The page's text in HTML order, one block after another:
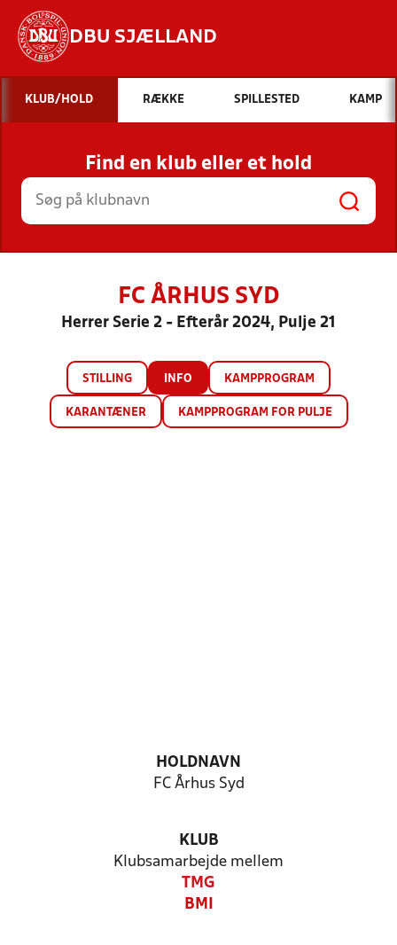
DBU SJÆLLAND
Hvad vil du søge efter?
INDHOLD OG NYHEDER
STILLINGER, RESULTATER, KLUBBER OG
HOLD
KLUB/HOLD RÆKKE SPILLESTED KAMP
Find en klub eller et hold
FC ÅRHUS SYD
Herrer Serie 2 - Efterår 2024, Pulje 21
STILLING INFO KAMPPROGRAM
KARANTÆNER KAMPPROGRAM FOR PULJE
HOLDNAVN
FC Århus Syd
KLUB
Klubsamarbejde mellem
TMG
BMI